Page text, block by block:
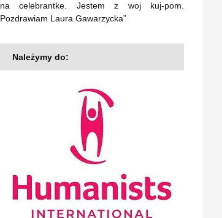
na celebrantke. Jestem z woj kuj-pom.
Pozdrawiam Laura Gawarzycka”
Należymy do: